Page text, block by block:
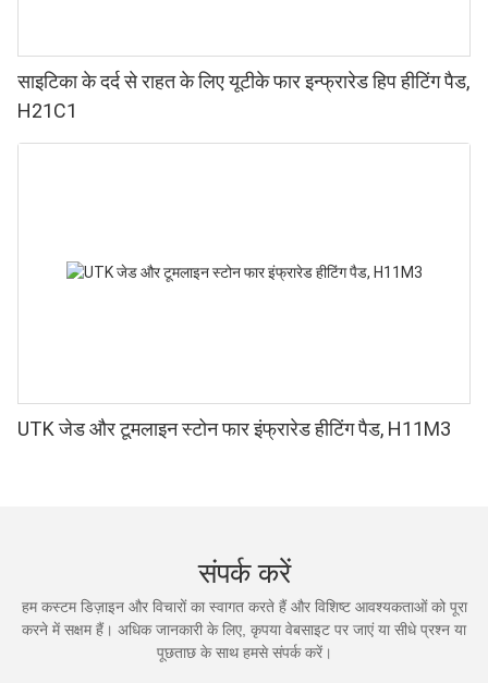
साइटिका के दर्द से राहत के लिए यूटीके फार इन्फ्रारेड हिप हीटिंग पैड,
H21C1
UTK जेड और टूमलाइन स्टोन फार इंफ्रारेड हीटिंग पैड, H11M3
संपर्क करें
हम कस्टम डिज़ाइन और विचारों का स्वागत करते हैं और विशिष्ट आवश्यकताओं को पूरा
करने में सक्षम हैं। अधिक जानकारी के लिए, कृपया वेबसाइट पर जाएं या सीधे प्रश्न या
पूछताछ के साथ हमसे संपर्क करें।